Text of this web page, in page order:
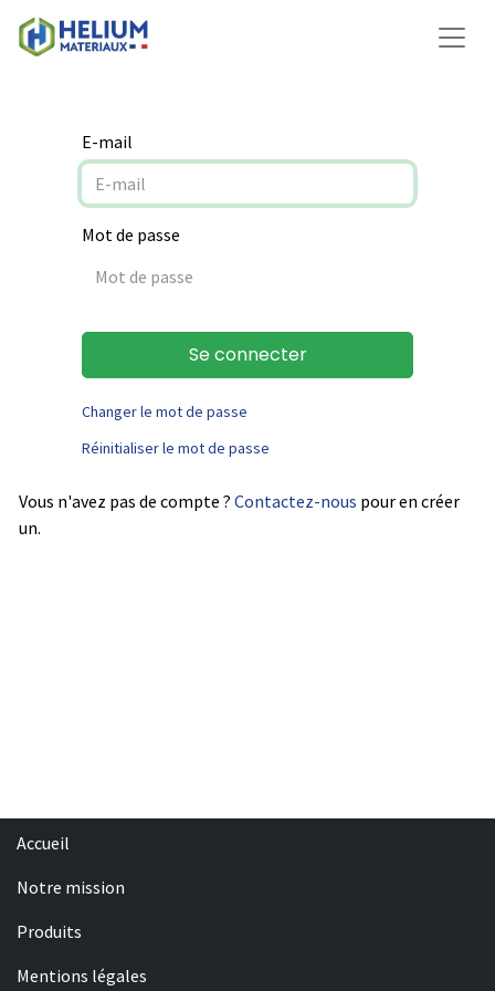
E-mail
Mot de passe
Se connecter
Changer le mot de passe
Réinitialiser le mot de passe
Vous n'avez pas de compte ? Contactez-nous pour en créer
un.
Accueil
Notre mission
Produits
Mentions légales